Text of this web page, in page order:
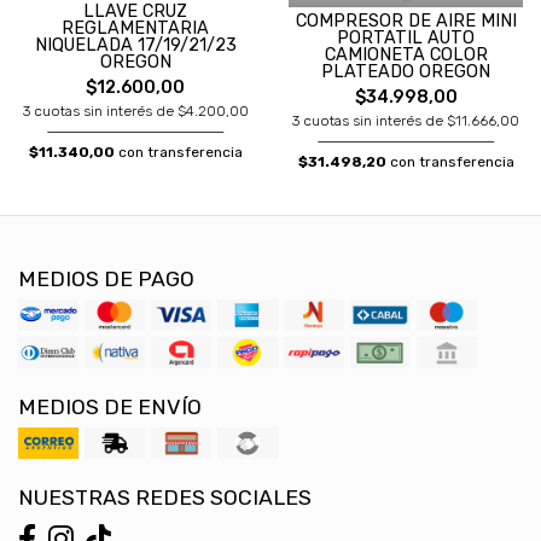
LLAVE CRUZ
REGLAMENTARIA
NIQUELADA 17/19/21/23
OREGON
$12.600,00
3 cuotas sin interés de $4.200,00
$11.340,00 con transferencia
COMPRESOR DE AIRE MINI
PORTATIL AUTO
CAMIONETA COLOR
PLATEADO OREGON
$34.998,00
3 cuotas sin interés de $11.666,00
$31.498,20 con transferencia
MEDIOS DE PAGO
MEDIOS DE ENVÍO
NUESTRAS REDES SOCIALES